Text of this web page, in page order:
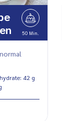
50 Min.
Kohlenhydrate: 42 g